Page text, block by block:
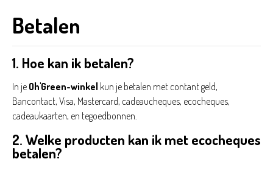
Betalen
1. Hoe kan ik betalen?
In je Oh'Green-winkel kun je betalen met contant geld,
Bancontact, Visa, Mastercard, cadeaucheques, ecocheques,
cadeaukaarten, en tegoedbonnen.
2. Welke producten kan ik met ecocheques
betalen?